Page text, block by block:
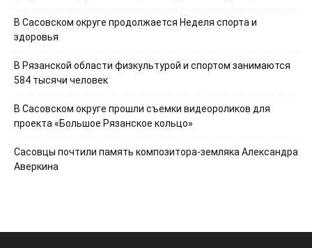
В Сасовском округе продолжается Неделя спорта и
здоровья
В Рязанской области физкультурой и спортом занимаются
584 тысячи человек
В Сасовском округе прошли съемки видеороликов для
проекта «Большое Рязанское кольцо»
Сасовцы почтили память композитора-земляка Александра
Аверкина